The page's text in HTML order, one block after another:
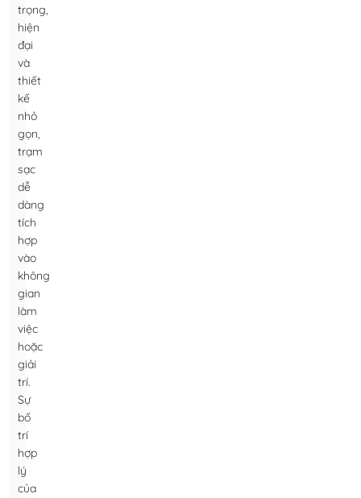
trọng,
hiện
đại
và
thiết
kế
nhỏ
gọn,
trạm
sạc
dễ
dàng
tích
hợp
vào
không
gian
làm
việc
hoặc
giải
trí.
Sự
bố
trí
hợp
lý
của